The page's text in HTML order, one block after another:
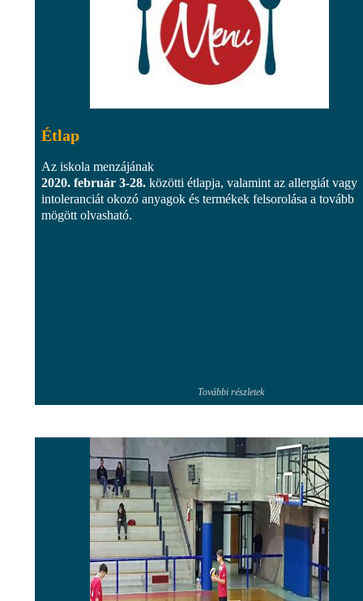
Étlap
Az iskola menzájának
2020. február 3-28. közötti étlapja, valamint az allergiát vagy
intoleranciát okozó anyagok és termékek felsorolása a tovább
mögött olvasható.
További részletek